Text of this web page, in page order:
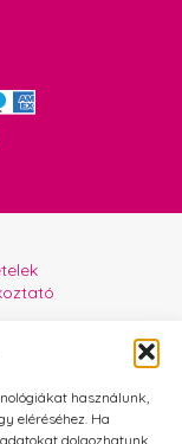
használunk,
eléréséhez. Ha
dolgozhatunk